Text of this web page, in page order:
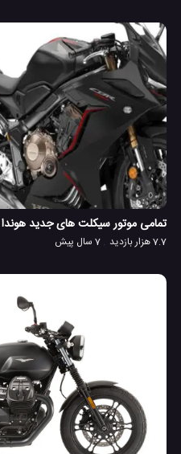
تمامی موتور سیکلت های جدید هوندا 2019 CBR250RR
7.7 هزار بازدید 7 سال پیش